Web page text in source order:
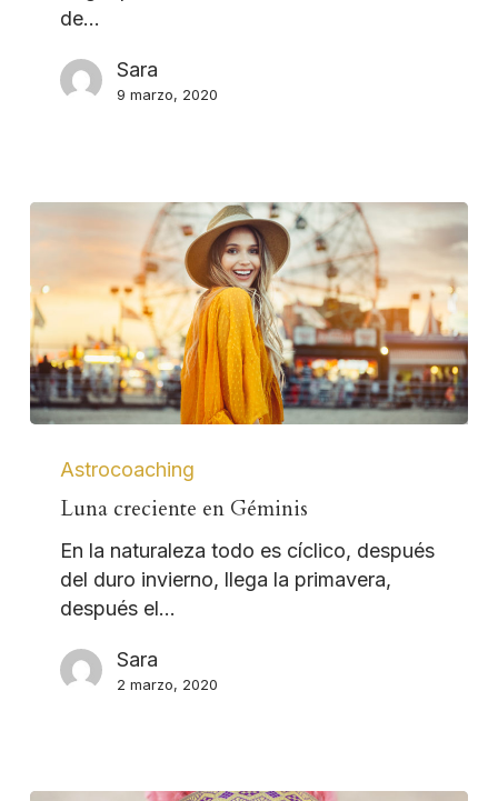
de…
Sara
9 marzo, 2020
Astrocoaching
Luna creciente en Géminis
En la naturaleza todo es cíclico, después
del duro invierno, llega la primavera,
después el…
Sara
2 marzo, 2020